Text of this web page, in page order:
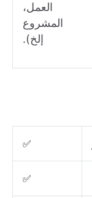
العمل،
المشروع
إلخ).
✅
✅